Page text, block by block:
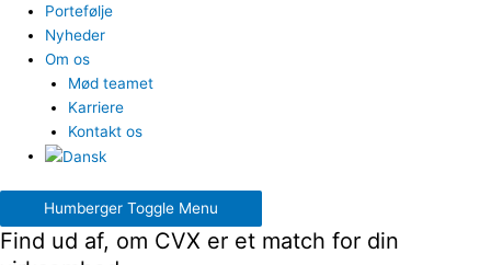
Portefølje
Nyheder
Om os
Mød teamet
Karriere
Kontakt os
Humberger Toggle Menu
Find ud af, om CVX er et match for din